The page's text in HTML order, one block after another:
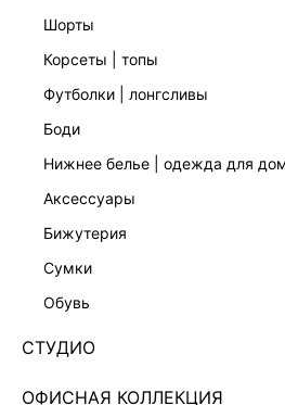
шорты
корсеты | топы
футболки | лонгсливы
боди
нижнее белье | одежда для
аксессуары
бижутерия
сумки
обувь
СТУДИО
ОФИСНАЯ КОЛЛЕКЦИЯ
ЭКСКЛЮЗИВНО ОНЛАЙН
АТЛАСНОЕ ПЛАТЬЕ МИДИ С
6151615519-26
Нет в наличии